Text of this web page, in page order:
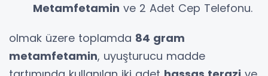
Metamfetamin ve 2 Adet Cep Telefonu.
olmak üzere toplamda 84 gram
metamfetamin, uyuşturucu madde